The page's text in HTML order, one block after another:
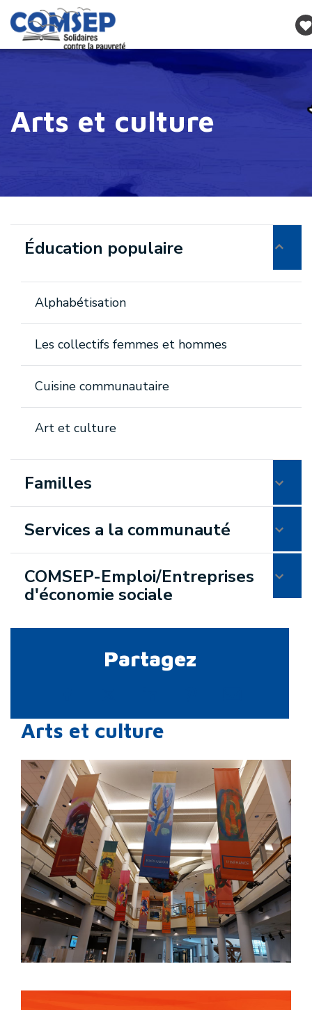
Arts et culture
Éducation populaire
Alphabétisation
Les collectifs femmes et hommes
Cuisine communautaire
Art et culture
Familles
Services a la communauté
COMSEP-Emploi/Entreprises
d'économie sociale
Partagez
Arts et culture